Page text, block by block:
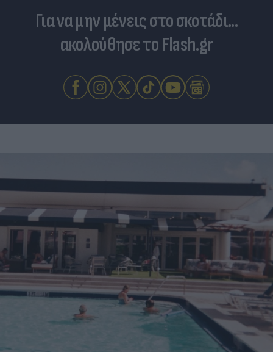
Για να μην μένεις στο σκοτάδι...
ακολούθησε το Flash.gr